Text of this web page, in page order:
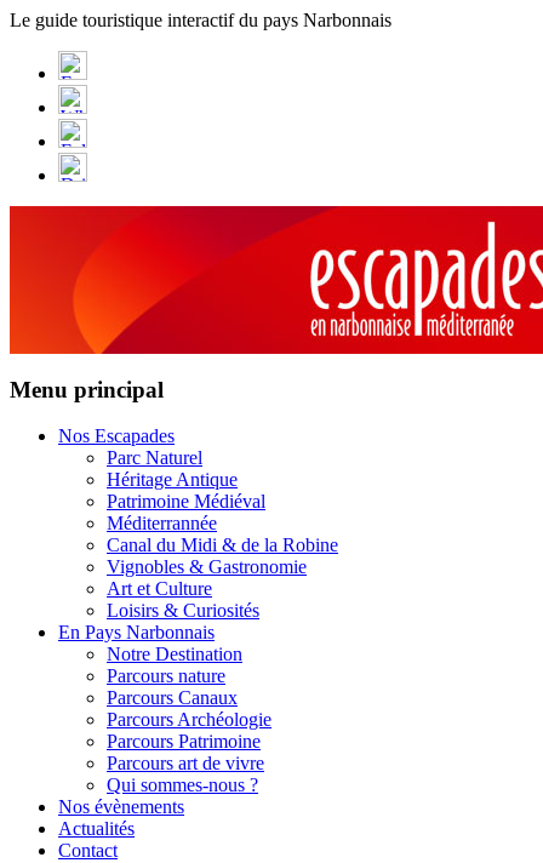
Panneau de gestion des cookies
Le guide touristique interactif du pays Narbonnais
Menu principal
Nos Escapades
Parc Naturel
Héritage Antique
Patrimoine Médiéval
Méditerrannée
Canal du Midi & de la Robine
Vignobles & Gastronomie
Art et Culture
Loisirs & Curiosités
En Pays Narbonnais
Notre Destination
Parcours nature
Parcours Canaux
Parcours Archéologie
Parcours Patrimoine
Parcours art de vivre
Qui sommes-nous ?
Nos évènements
Actualités
Contact